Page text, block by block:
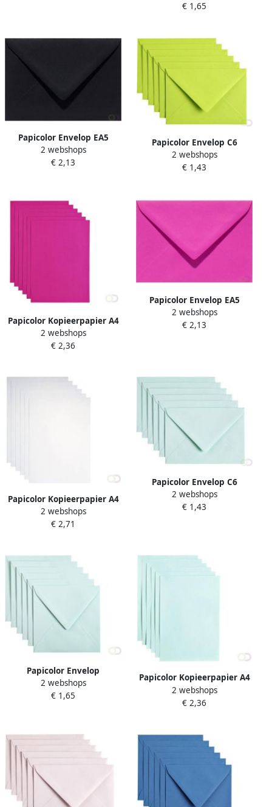
pak Ã 6 stuks
€ 1,65
Papicolor Envelop EA5
156x220mm ravenzwart
pak Ã 6 stuks
2 webshops
€ 2,13
Papicolor Envelop C6
114x162mm appelgroen
pak Ã 6 stuks
2 webshops
€ 1,43
Papicolor Kopieerpapier A4
200gr 6 vel felroze
2 webshops
€ 2,36
Papicolor Envelop EA5
156x220mm felroze pak Ã 6
stuks
2 webshops
€ 2,13
Papicolor Kopieerpapier A4
300gr 3 vel metallic
parelwit
2 webshops
€ 2,71
Papicolor Envelop C6
114x162mm zeegroen pak
Ã 6 stuks
2 webshops
€ 1,43
Papicolor Envelop
140x140mm zeegroen pak
Ã 6 stuks
2 webshops
€ 1,65
Papicolor Kopieerpapier A4
200gr 6 vel zeegroen
2 webshops
€ 2,36